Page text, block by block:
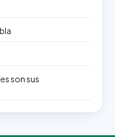
son sus